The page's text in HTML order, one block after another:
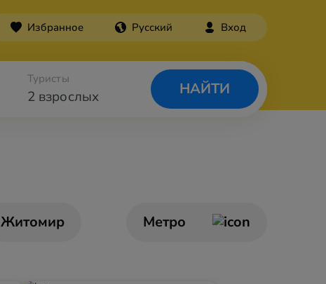
Избранное Русский Вход
2 взрослых
Туристы
НАЙТИ
Житомир Метро